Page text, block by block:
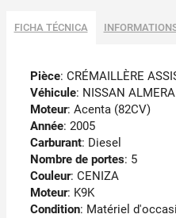
FICHA TÉCNICA
Pièce: CRÉMAILLÈRE
Véhicule: NISSAN
Moteur: Acenta (82CV)
Année: 2005
Carburant: Diesel
Nombre de portes: 5
Couleur: CENIZA
Moteur: K9K
Condition: Matériel